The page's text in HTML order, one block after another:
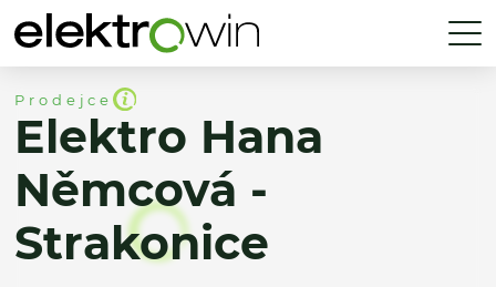
Prodejce
Elektro Hana
Němcová -
Strakonice